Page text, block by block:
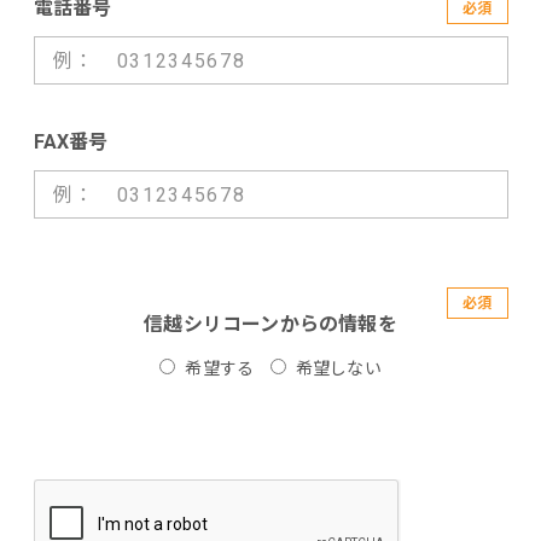
電話番号 必須
FAX番号
必須
信越シリコーンからの情報を
希望する 希望しない